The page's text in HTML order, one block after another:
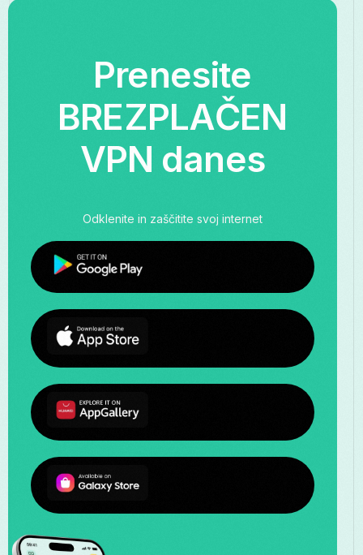
Prenesite
BREZPLAČEN
VPN danes
Odklenite in zaščitite svoj internet